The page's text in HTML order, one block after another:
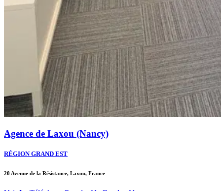
Agence de Laxou (Nancy)
RÉGION GRAND EST
20 Avenue de la Résistance, Laxou, France